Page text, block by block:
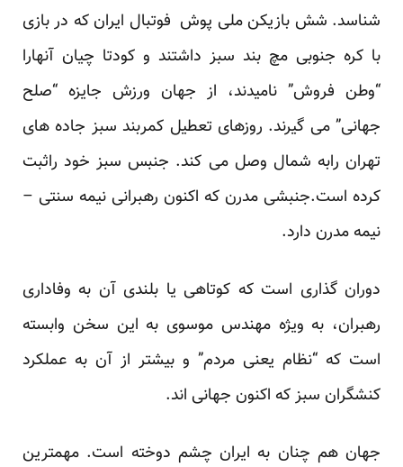
شناسد. شش بازیکن ملی پوش فوتبال ایران که در بازی
با کره جنوبی مچ بند سبز داشتند و کودتا چیان آنهارا
“وطن فروش” نامیدند، از جهان ورزش جایزه “صلح
جهانی” می گیرند. روزهای تعطیل کمربند سبز جاده های
تهران رابه شمال وصل می کند. جنبس سبز خود راثبت
کرده است.جنبشی مدرن که اکنون رهبرانی نیمه سنتی –
نیمه مدرن دارد.
دوران گذاری است که کوتاهی یا بلندی آن به وفاداری
رهبران، به ویژه مهندس موسوی به این سخن وابسته
است که “نظام یعنی مردم” و بیشتر از آن به عملکرد
کنشگران سبز که اکنون جهانی اند.
جهان هم چنان به ایران چشم دوخته است. مهمترین